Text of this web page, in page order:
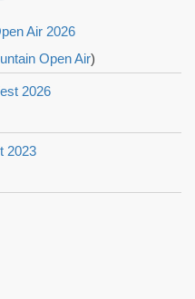
Air 2026
Open Air)
2026
2023